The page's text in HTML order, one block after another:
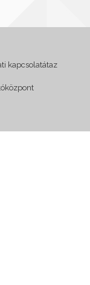
kapcsolatátaz